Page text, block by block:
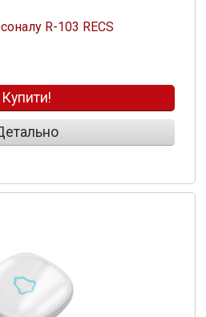
R-103 RECS
Купити!